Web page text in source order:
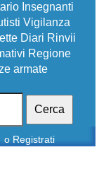
Insegnanti
Vigilanza
Diari Rinvii
Regione
armate
Cerca
o Registrati